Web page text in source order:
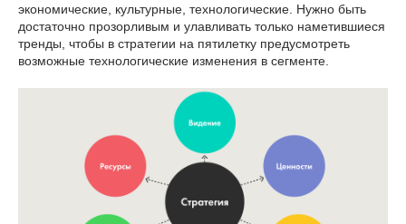
экономические, культурные, технологические. Нужно быть
достаточно прозорливым и улавливать только наметившиеся
тренды, чтобы в стратегии на пятилетку предусмотреть
возможные технологические изменения в сегменте.